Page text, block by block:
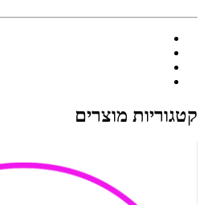
קטגוריות מוצרים